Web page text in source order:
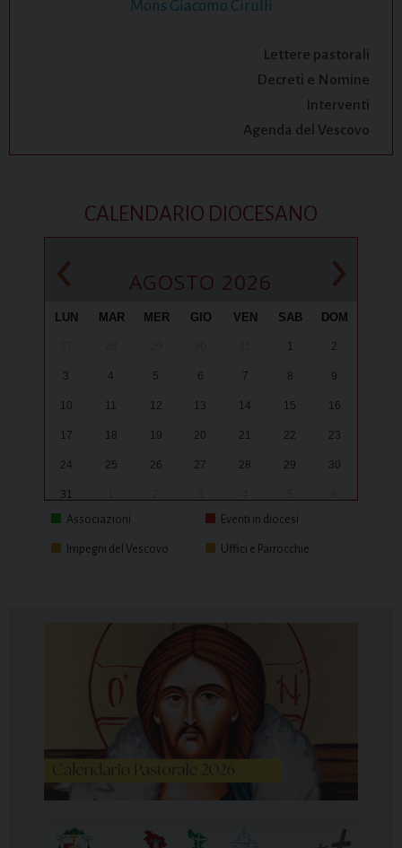
Mons Giacomo Cirulli
Lettere pastorali
Decreti e Nomine
Interventi
Agenda del Vescovo
CALENDARIO DIOCESANO
‹ AGOSTO 2026 ›
LUN MAR MER GIO VEN SAB DOM
1 2
3 4 5 6 7 8 9
10 11 12 13 14 15 16
17 18 19 20 21 22 23
24 25 26 27 28 29 30
31
Associazioni
Eventi in diocesi
Impegni del Vescovo Uffici e Parrocchie